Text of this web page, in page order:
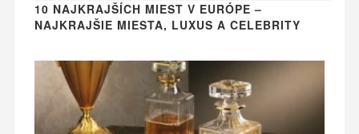
10 NAJKRAJŠÍCH MIEST V EURÓPE –
NAJKRAJŠIE MIESTA, LUXUS A CELEBRITY